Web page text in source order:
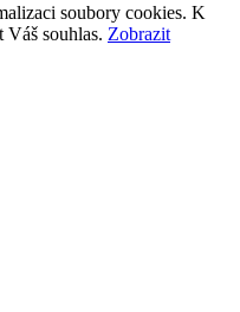
soubory cookies. K
Váš souhlas. Zobrazit